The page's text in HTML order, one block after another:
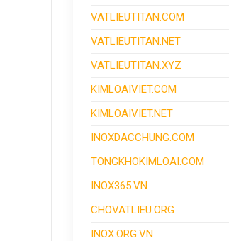
VATLIEUTITAN.COM
VATLIEUTITAN.NET
VATLIEUTITAN.XYZ
KIMLOAIVIET.COM
KIMLOAIVIET.NET
INOXDACCHUNG.COM
TONGKHOKIMLOAI.COM
INOX365.VN
CHOVATLIEU.ORG
INOX.ORG.VN